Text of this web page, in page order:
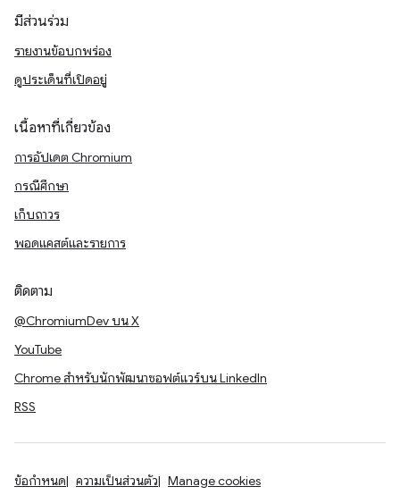
มีส่วนร่วม
รายงานข้อบกพร่อง
ดูประเด็นที่เปิดอยู่
เนื้อหาที่เกี่ยวข้อง
การอัปเดต Chromium
กรณีศึกษา
เก็บถาวร
พอดแคสต์และรายการ
ติดตาม
@ChromiumDev บน X
YouTube
Chrome สำหรับนักพัฒนาซอฟต์แวร์บน LinkedIn
RSS
ข้อกำหนด ความเป็นส่วนตัว Manage cookies